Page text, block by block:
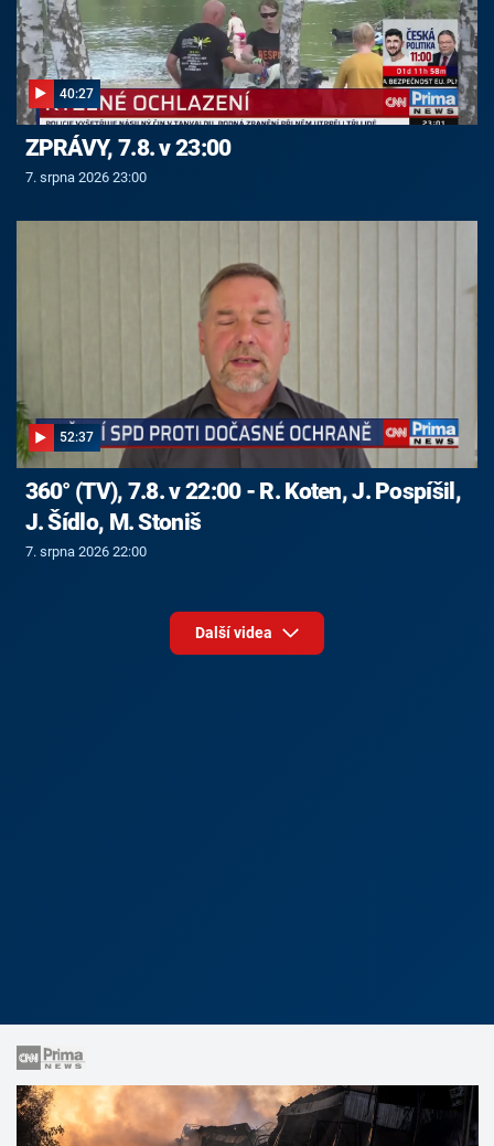
40:27
ZPRÁVY, 7.8. v 23:00
7. srpna 2026 23:00
52:37
360° (TV), 7.8. v 22:00 - R. Koten, J. Pospíšil,
J. Šídlo, M. Stoniš
7. srpna 2026 22:00
Další videa